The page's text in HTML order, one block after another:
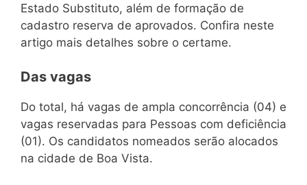
Estado Substituto, além de formação de
cadastro reserva de aprovados. Confira neste
artigo mais detalhes sobre o certame.
Das vagas
Do total, há vagas de ampla concorrência (04) e
vagas reservadas para Pessoas com deficiência
(01). Os candidatos nomeados serão alocados
na cidade de Boa Vista.